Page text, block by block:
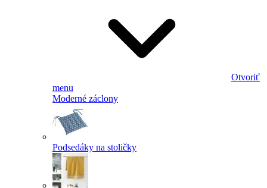
Otvoriť
menu
Moderné záclony
Podsedáky na stoličky